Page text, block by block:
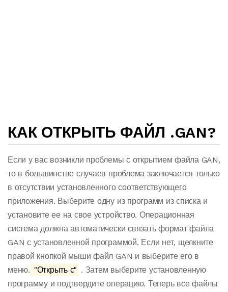
КАК ОТКРЫТЬ ФАЙЛ .GAN?
Если у вас возникли проблемы с открытием файла GAN,
то в большинстве случаев проблема заключается только
в отсутствии установленного соответствующего
приложения. Выберите одну из программ из списка и
установите ее на свое устройство. Операционная
система должна автоматически связать формат файла
GAN с установленной программой. Если нет, щелкните
правой кнопкой мыши файл GAN и выберите его в
меню. "Открыть с" . Затем выберите установленную
программу и подтвердите операцию. Теперь все файлы